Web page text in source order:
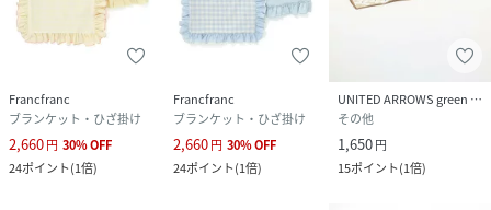
シート上での激しい運動は避けてください。
■原産国:中国
性別タイプ ユニセックス
原産国 中国
Francfranc
ブランケット・ひざ掛け
2,660円 30%OFF
24ポイント(1倍)
Francfranc
ブランケット・ひざ掛け
2,660円 30%OFF
24ポイント(1倍)
UNITED ARROWS green label relaxing
その他
1,650円
15ポイント(1倍)